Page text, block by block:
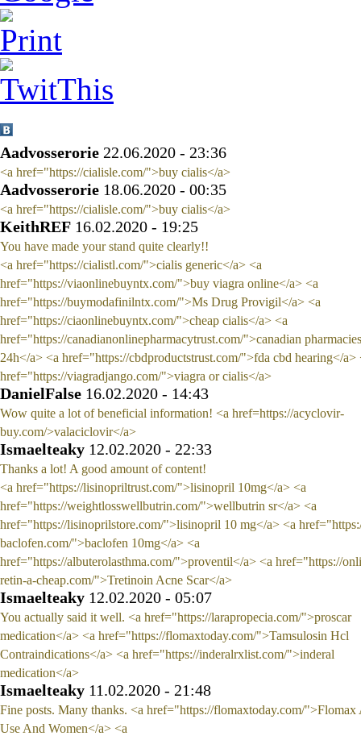
Aadvosserorie 22.06.2020 - 23:36
<a href="https://cialisle.com/">buy cialis</a>
Aadvosserorie 18.06.2020 - 00:35
<a href="https://cialisle.com/">buy cialis</a>
KeithREF 16.02.2020 - 19:25
You have made your stand quite clearly!!
<a href="https://cialistl.com/">cialis generic</a> <a
href="https://viaonlinebuyntx.com/">buy viagra online</a> <a
href="https://buymodafinilntx.com/">Ms Drug Provigil</a> <a
href="https://ciaonlinebuyntx.com/">cheap cialis</a> <a
href="https://canadianonlinepharmacytrust.com/">canadian
24h</a> <a href="https://cbdproductstrust.com/">fda cbd hearing</a>
href="https://viagradjango.com/">viagra or cialis</a>
DanielFalse 16.02.2020 - 14:43
Wow quite a lot of beneficial information! <a href=https://acyclovir-
buy.com/>valaciclovir</a>
Ismaelteaky 12.02.2020 - 22:33
Thanks a lot! A good amount of content!
<a href="https://lisinopriltrust.com/">lisinopril 10mg</a> <a
href="https://weightlosswellbutrin.com/">wellbutrin sr</a> <a
href="https://lisinoprilstore.com/">lisinopril 10 mg</a> <a
baclofen.com/">baclofen 10mg</a> <a
href="https://albuterolasthma.com/">proventil</a> <a href="https://
retin-a-cheap.com/">Tretinoin Acne Scar</a>
Ismaelteaky 12.02.2020 - 05:07
You actually said it well. <a href="https://larapropecia.com/">proscar
medication</a> <a href="https://flomaxtoday.com/">Tamsulosin Hcl
Contraindications</a> <a href="https://inderalrxlist.com/">inderal
medication</a>
Ismaelteaky 11.02.2020 - 21:48
Fine posts. Many thanks. <a href="https://flomaxtoday.com/">Flomax
Use And Women</a> <a